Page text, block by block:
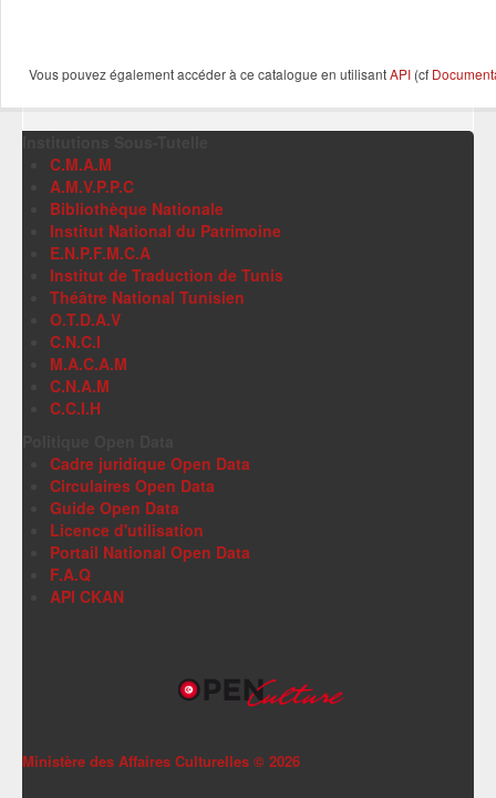
Vous pouvez également accéder à ce catalogue en utilisantAPI (cf
C.M.A.M
A.M.V.P.P.C
Bibliothèque Nationale
Institut National du Patrimoine
E.N.P.F.M.C.A
Institut de Traduction de Tunis
Théâtre National Tunisien
O.T.D.A.V
C.N.C.I
M.A.C.A.M
C.N.A.M
C.C.I.H
Cadre juridique Open Data
Circulaires Open Data
Guide Open Data
Licence d'utilisation
Portail National Open Data
F.A.Q
API CKAN
Ministère des Affaires Culturelles © 2026